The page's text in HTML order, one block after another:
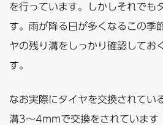
を行っています。しかしそれでも
す。雨が降る日が多くなるこの季
ヤの残り溝をしっかり確認してお
す。
なお実際にタイヤを交換されてい
溝3〜4mmで交換をされています